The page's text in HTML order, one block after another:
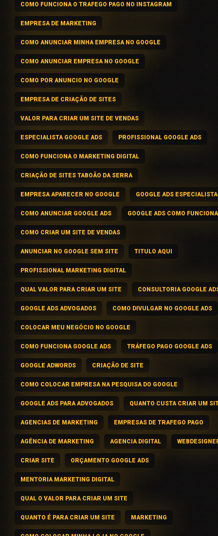
COMO FUNCIONA O TRAFEGO PAGO NO INSTAGRAM
EMPRESA DE MARKETING
COMO ANUNCIAR MINHA EMPRESA NO GOOGLE
COMO ANUNCIAR EMPRESA NO GOOGLE
COMO POR ANUNCIO NO GOOGLE
EMPRESA DE CRIAÇÃO DE SITES
VALOR PARA CRIAR UM SITE DE VENDAS
ESPECIALISTA GOOGLE ADS PROFISSIONAL GOOGLE ADS
COMO FUNCIONA O MARKETING DIGITAL
CRIAÇÃO DE SITES TABOÃO DA SERRA
EMPRESA APARECER NO GOOGLE GOOGLE ADS ESPECIALISTA
COMO ANUNCIAR GOOGLE ADS GOOGLE ADS COMO FUNCIONA
COMO CRIAR UM SITE DE VENDAS
ANUNCIAR NO GOOGLE SEM SITE TITULO AQUI
PROFISSIONAL MARKETING DIGITAL
QUAL VALOR PARA CRIAR UM SITE CONSULTORIA GOOGLE
GOOGLE ADS ADVOGADOS COMO DIVULGAR NO GOOGLE ADS
COLOCAR MEU NEGÓCIO NO GOOGLE
COMO FUNCIONA GOOGLE ADS TRÁFEGO PAGO GOOGLE ADS
GOOGLE ADWORDS CRIAÇÃO DE SITE
COMO COLOCAR EMPRESA NA PESQUISA DO GOOGLE
GOOGLE ADS PARA ADVOGADOS QUANTO CUSTA CRIAR UM
AGENCIAS DE MARKETING EMPRESAS DE TRAFEGO PAGO
AGÊNCIA DE MARKETING AGENCIA DIGITAL
CRIAR SITE ORÇAMENTO GOOGLE ADS
MENTORIA MARKETING DIGITAL
QUAL O VALOR PARA CRIAR UM SITE
QUANTO É PARA CRIAR UM SITE MARKETING